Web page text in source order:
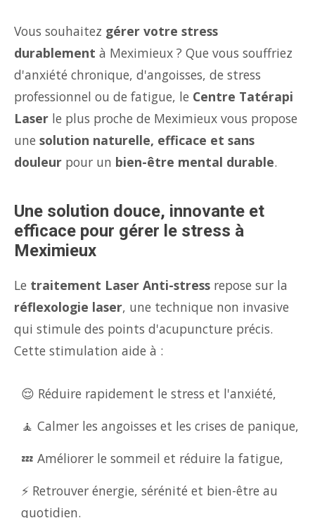
Vous souhaitez gérer votre stress
durablement à Meximieux ? Que vous souffriez
d'anxiété chronique, d'angoisses, de stress
professionnel ou de fatigue, le Centre Tatérapi
Laser le plus proche de Meximieux vous propose
une solution naturelle, efficace et sans
douleur pour un bien-être mental durable.
Une solution douce, innovante et
efficace pour gérer le stress à
Meximieux
Le traitement Laser Anti-stress repose sur la
réflexologie laser, une technique non invasive
qui stimule des points d'acupuncture précis.
Cette stimulation aide à :
😌 Réduire rapidement le stress et l'anxiété,
🧘 Calmer les angoisses et les crises de panique,
💤 Améliorer le sommeil et réduire la fatigue,
⚡ Retrouver énergie, sérénité et bien-être au
quotidien.